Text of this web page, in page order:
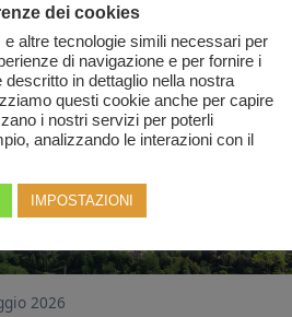
notizie
di Pinocchio, Villa Garzoni e
territorio.
2026
dei cookies
altre tecnologie simili necessari per
di navigazione e per fornire i
in dettaglio nella nostra
questi cookie anche per capire
i nostri servizi per poterli
analizzando le interazioni con il
IMPOSTAZIONI